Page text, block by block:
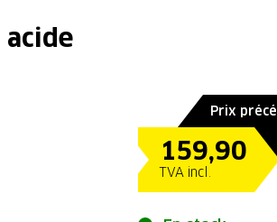
Prix
159,90
TVA incl.